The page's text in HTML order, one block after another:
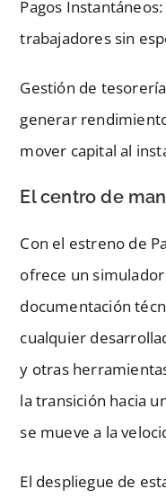
Pagos
trabajadores sin
Gestión de
generar
mover capital al
El centro de
Con el estreno de
ofrece un
documentación
cualquier
y otras
la transición hacia
se mueve a la
El despliegue de